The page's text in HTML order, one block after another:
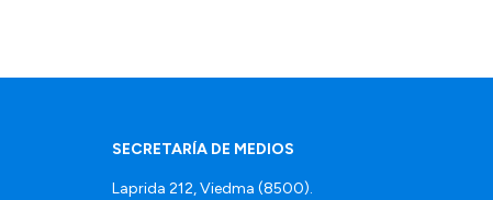
SECRETARÍA DE MEDIOS
Laprida 212, Viedma (8500).